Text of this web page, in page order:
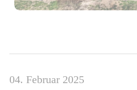
04. Februar 2025